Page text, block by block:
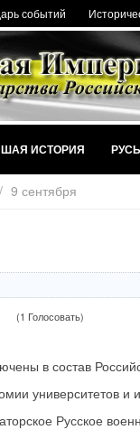
событий
ИСТОРИЯ РУСЬ
9 сентября
(1 Голосовать)
в состав
университетов и
Русское